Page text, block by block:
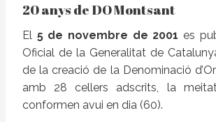
20 anys de DO Montsant
El 5 de novembre de 2001 es
Oficial de la Generalitat de
de la creació de la Denominació
amb 28 cellers adscrits, la
conformen avui en dia (60).